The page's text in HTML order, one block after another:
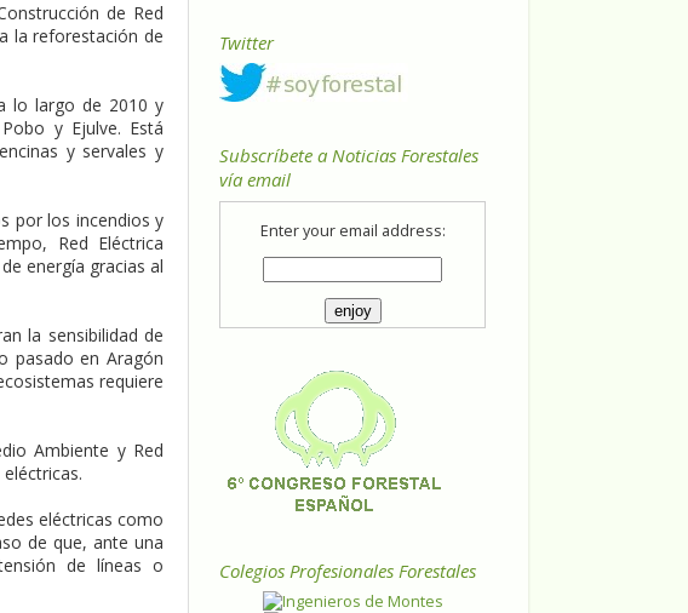
de Red
la reforestación de
lo largo de 2010 y
y Ejulve. Está
y servales y
por los incendios y
Red Eléctrica
energía gracias al
la sensibilidad de
pasado en Aragón
requiere
Ambiente y Red
eléctricas como
de que, ante una
de líneas o
Twitter
Subscríbete a Noticias Forestales
vía email
Enter your email address:
Colegios Profesionales Forestales